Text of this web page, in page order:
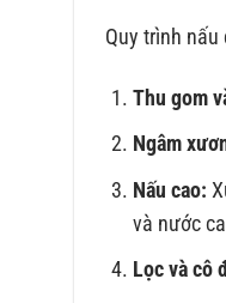
Quy trình
Thu gom
Ngâm
Nấu cao:
và nước
Lọc và cô